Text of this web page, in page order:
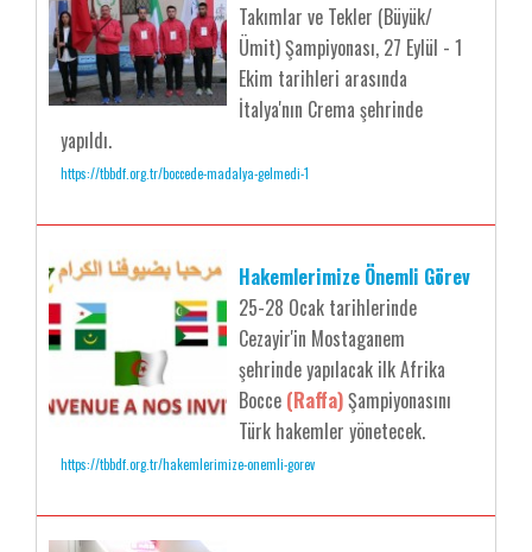
Takımlar ve Tekler (Büyük/
Ümit) Şampiyonası, 27 Eylül - 1
Ekim tarihleri arasında
İtalya'nın Crema şehrinde
yapıldı.
https://tbbdf.org.tr/boccede-madalya-gelmedi-1
Hakemlerimize Önemli Görev
25-28 Ocak tarihlerinde
Cezayir'in Mostaganem
şehrinde yapılacak ilk Afrika
Bocce (Raffa)Şampiyonasını
Türk hakemler yönetecek.
https://tbbdf.org.tr/hakemlerimize-onemli-gorev